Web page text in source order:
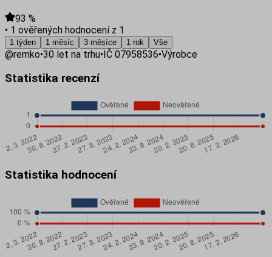
93 %
• 1 ověřených hodnocení z 1
1 týden 1 měsíc 3 měsíce 1 rok Vše
@remko•30 let na trhu•IČ 07958536•Výrobce
Statistika recenzí
Statistika hodnocení